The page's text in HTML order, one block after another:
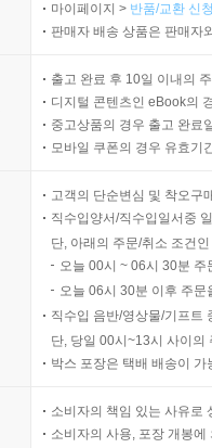
마이페이지 > 반품/교환 신
판매자 배송 상품은 판매자
출고 완료 후 10일 이내의
디지털 콘텐츠인 eBook의
중고상품의 경우 출고 완료
모바일 쿠폰의 경우 유효기
고객의 단순변심 및 착오구
직수입양서/직수입일서중
단, 아래의 주문/취소 조건
오늘 00시 ~ 06시 30분
오늘 06시 30분 이후 주
직수입 음반/영상물/기프트
단, 당일 00시~13시 사이의
박스 포장은 택배 배송이
소비자의 책임 있는 사유로
소비자의 사용, 포장 개봉